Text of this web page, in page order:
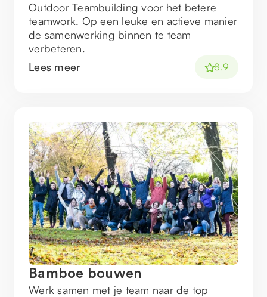
Outdoor Teambuilding voor het betere
teamwork. Op een leuke en actieve manier
de samenwerking binnen te team
verbeteren.
Lees meer
8.9
Bamboe bouwen
Werk samen met je team naar de top